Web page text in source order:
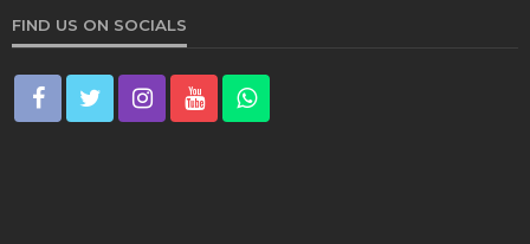
FIND US ON SOCIALS